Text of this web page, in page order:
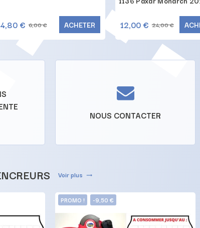
4,80 € 6,00 € ACHETER 12,00 € 24,00 €
NOUS CONTACTER
Voir plus trending_flat
PROMO ! -9,50 €